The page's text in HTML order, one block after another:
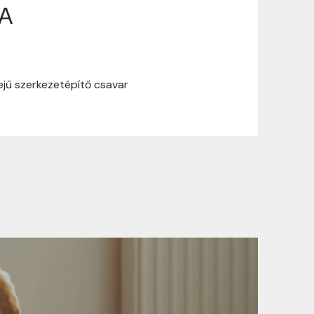
szerkezetépítő csavar
információinkat, hogy a vásárlásod